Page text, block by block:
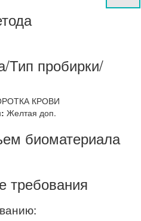
Тип пробирки/
КРОВИ
Желтая доп.
биоматериала
требования